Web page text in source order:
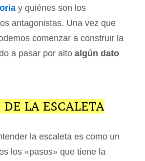
y quiénes son los
antagonistas. Una vez que
comenzar a construir la
a pasar por alto algún dato
LA ESCALETA
la escaleta es como un
los «pasos» que tiene la